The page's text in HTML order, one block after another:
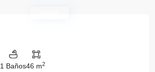
1 Baños46 m2